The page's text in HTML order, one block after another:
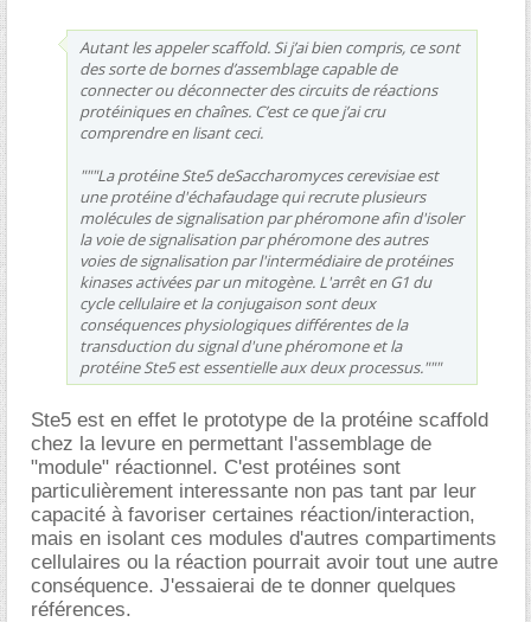
Autant les appeler scaffold. Si j’ai bien compris, ce sont
des sorte de bornes d’assemblage capable de
connecter ou déconnecter des circuits de réactions
protéiniques en chaînes. C’est ce que j’ai cru
comprendre en lisant ceci.
"""La protéine Ste5 deSaccharomyces cerevisiae est
une protéine d'échafaudage qui recrute plusieurs
molécules de signalisation par phéromone afin d'isoler
la voie de signalisation par phéromone des autres
voies de signalisation par l'intermédiaire de protéines
kinases activées par un mitogène. L'arrêt en G1 du
cycle cellulaire et la conjugaison sont deux
conséquences physiologiques différentes de la
transduction du signal d'une phéromone et la
protéine Ste5 est essentielle aux deux processus."""
Ste5 est en effet le prototype de la protéine scaffold
chez la levure en permettant l'assemblage de
"module" réactionnel. C'est protéines sont
particulièrement interessante non pas tant par leur
capacité à favoriser certaines réaction/interaction,
mais en isolant ces modules d'autres compartiments
cellulaires ou la réaction pourrait avoir tout une autre
conséquence. J'essaierai de te donner quelques
références.